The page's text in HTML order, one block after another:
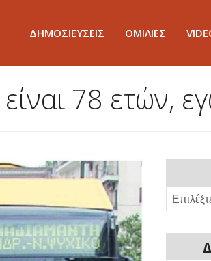
ΔΗΜΟΣΙΕΥΣΕΙΣ ΟΜΙΛΙΕΣ
78 ετών,
Αρχείο